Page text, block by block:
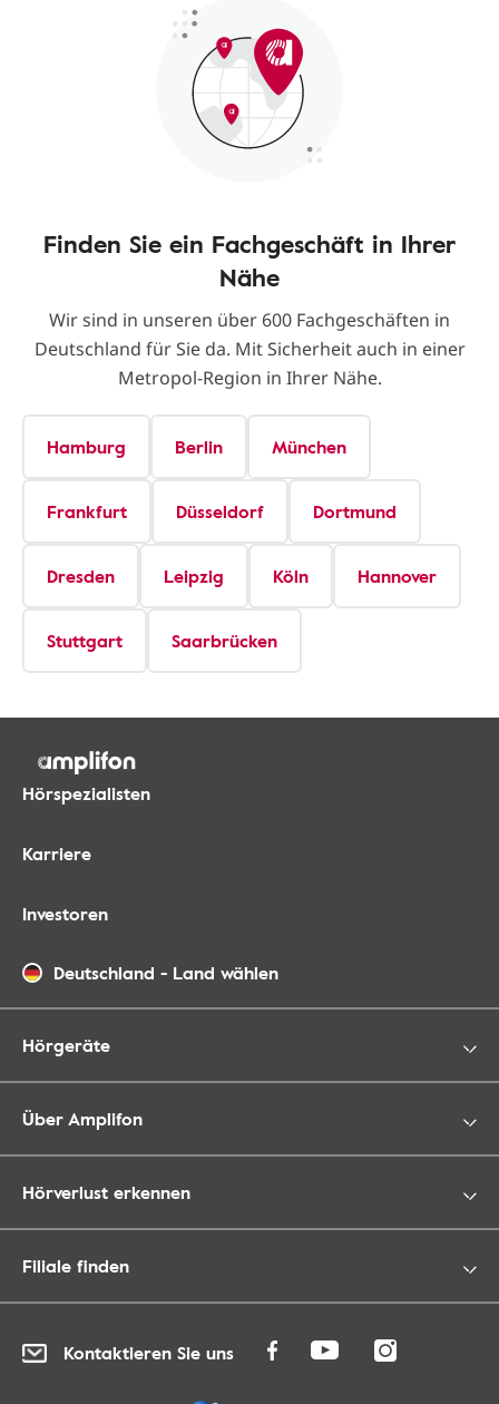
Finden Sie ein Fachgeschäft in Ihrer
Nähe
Wir sind in unseren über 600 Fachgeschäften in
Deutschland für Sie da. Mit Sicherheit auch in einer
Metropol-Region in Ihrer Nähe.
Hamburg Berlin München
Frankfurt Düsseldorf Dortmund
Dresden Leipzig Köln Hannover
Stuttgart Saarbrücken
Hörspezialisten
Karriere
Investoren
Deutschland - Land wählen
Hörgeräte
Über Amplifon
Hörverlust erkennen
Filiale finden
Kontaktieren Sie uns